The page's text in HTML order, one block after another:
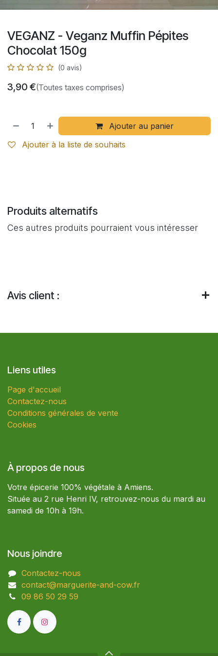
VEGANZ - Veganz Muffin Pépites
Chocolat 150g
(0 avis)
3,90 €(Toutes taxes comprises)
Ajouter au panier
Ajouter à la liste de souhaits
Produits alternatifs
Ces autres produits pourraient vous intéresser
Avis client :
Liens utiles
Page d'accueil
Contactez-nous
Conditions générales de vente
Cookies
À propos de nous
Votre épicerie 100% végétale à Amiens.
Située au 2 rue Henri IV, retrouvez-nous du mardi au
samedi de 10h à 19h.
Nous joindre
Contactez-nous
contact@marguerite-and-cow.fr
09 86 50 29 59​